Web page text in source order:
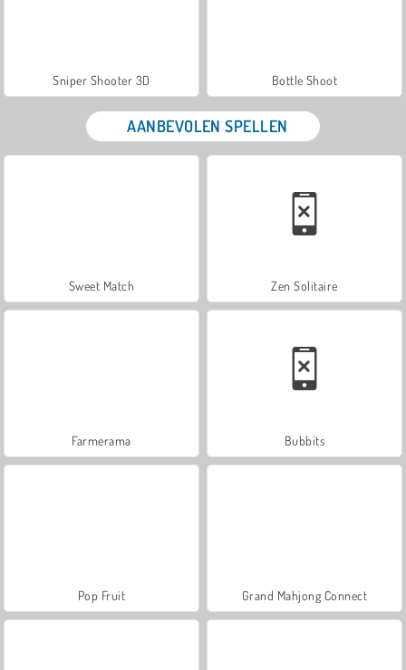
Sniper Shooter 3D Bottle Shoot
AANBEVOLEN SPELLEN
Sweet Match Zen Solitaire
Farmerama Bubbits
Pop Fruit Grand Mahjong Connect